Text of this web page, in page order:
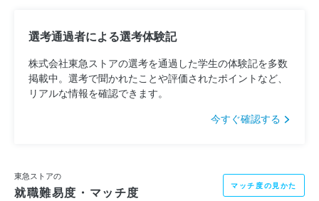
選考通過者による選考体験記
株式会社東急ストアの選考を通過した学生の体験記を多数
掲載中。選考で聞かれたことや評価されたポイントなど、
リアルな情報を確認できます。
今すぐ確認する
東急ストアの
就職難易度・マッチ度 マッチ度の見かた